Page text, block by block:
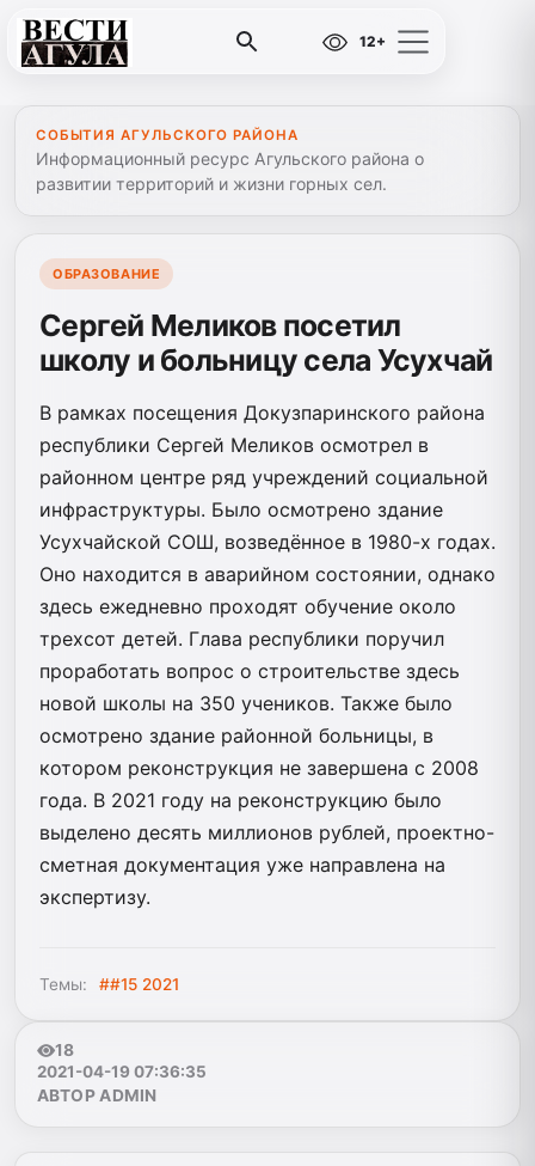
12+
СОБЫТИЯ АГУЛЬСКОГО РАЙОНА
Информационный ресурс Агульского района о
развитии территорий и жизни горных сел.
ОБРАЗОВАНИЕ
Сергей Меликов посетил
школу и больницу села Усухчай
В рамках посещения Докузпаринского района
республики Сергей Меликов осмотрел в
районном центре ряд учреждений социальной
инфраструктуры. Было осмотрено здание
Усухчайской СОШ, возведённое в 1980-х годах.
Оно находится в аварийном состоянии, однако
здесь ежедневно проходят обучение около
трехсот детей. Глава республики поручил
проработать вопрос о строительстве здесь
новой школы на 350 учеников. Также было
осмотрено здание районной больницы, в
котором реконструкция не завершена с 2008
года. В 2021 году на реконструкцию было
выделено десять миллионов рублей, проектно-
сметная документация уже направлена на
экспертизу.
Темы: ##15 2021
18
2021-04-19 07:36:35
АВТОР ADMIN